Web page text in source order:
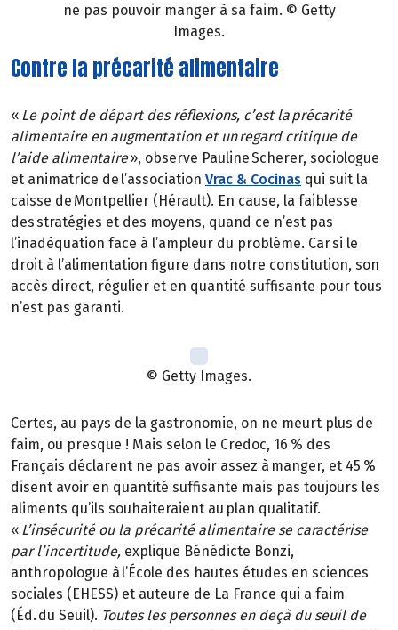
ne pas pouvoir manger à sa faim. © Getty
Images.
Contre la précarité alimentaire
« Le point de départ des réflexions, c’est la précarité
alimentaire en augmentation et un regard critique de
l’aide alimentaire», observe Pauline Scherer, sociologue
et animatrice de l’association Vrac & Cocinas qui suit la
caisse de Montpellier (Hérault). En cause, la faiblesse
des stratégies et des moyens, quand ce n’est pas
l’inadéquation face à l’ampleur du problème. Car si le
droit à l’alimentation figure dans notre constitution, son
accès direct, régulier et en quantité suffisante pour tous
n’est pas garanti.
© Getty Images.
Certes, au pays de la gastronomie, on ne meurt plus de
faim, ou presque ! Mais selon le Credoc, 16 % des
Français déclarent ne pas avoir assez à manger, et 45 %
disent avoir en quantité suffisante mais pas toujours les
aliments qu’ils souhaiteraient au plan qualitatif.
« L’insécurité ou la précarité alimentaire se caractérise
par l’incertitude, explique Bénédicte Bonzi,
anthropologue à l’École des hautes études en sciences
sociales (EHESS) et auteure de La France qui a faim
(Éd. du Seuil). Toutes les personnes en deçà du seuil de